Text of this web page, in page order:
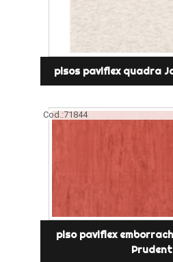
pisos paviflex quadra
Cod.:71844
piso paviflex